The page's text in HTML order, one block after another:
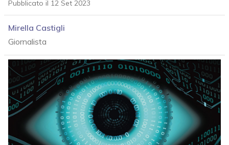
Pubblicato il 12 Set 2023
Mirella Castigli
Giornalista